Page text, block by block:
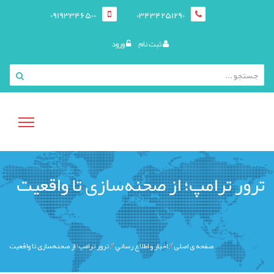
03434251290
09193346500
ثبت نام ورود
منوی
کاربری
ترور ترامپ؛ از صحنه‌سازی تا واقعیت
صفحه ی اصلی اخبار و اطلاع رساني ترور ترامپ؛ از صحنه‌سازی تا واقعیت